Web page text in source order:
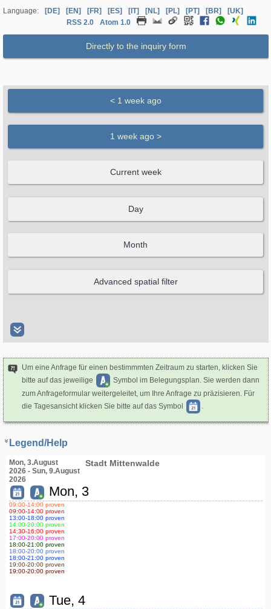
Language: [DE] [EN] [FR] [ES] [IT] [NL] [PL] [PT] [BR]
[UK]
RSS 2.0
Atom 1.0
Directly to the inquiry form
Um eine Anfrage für einen bestimmmten Zeitraum zu starten, klicken Sie
bitte auf das jeweilige
Symbol im Belegungsplan. Sie werden dann
zum Anfrageformular weitergeleitet, um Ihre Anfrage zu präzisieren. Für
die Tagesansicht klicken Sie bitte auf das Symbol
Legend/Help
Mon, 3.August
2026 - Sun, 9.August
2026
Stadt Mittenwalde
Mon, 3
09:00-14:00 proven
09:00-14:00 proven
13:00-18:00 proven
14:00-20:00 proven
14:30-16:00 proven
17:00-20:00 proven
18:00-21:00 proven
18:00-20:00 proven
18:00-21:00 proven
19:00-20:00 proven
19:00-20:00 proven
Tue, 4